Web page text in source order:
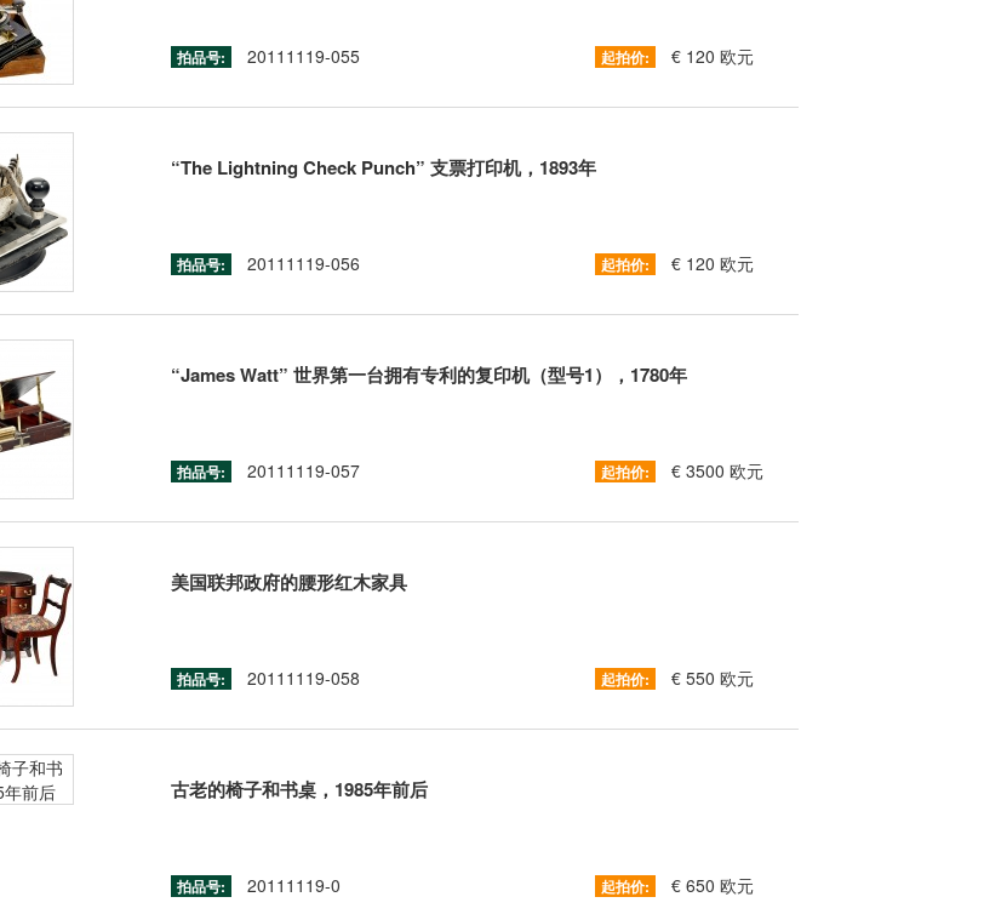
拍品号: 20111119-055 起拍价: € 120 欧元
“The Lightning Check Punch” 支票打印机，1893年
拍品号: 20111119-056 起拍价: € 120 欧元
“James Watt” 世界第一台拥有专利的复印机（型号1），1780年
拍品号: 20111119-057 起拍价: € 3500 欧元
美国联邦政府的腰形红木家具
拍品号: 20111119-058 起拍价: € 550 欧元
古老的椅子和书桌，1985年前后
拍品号: 20111119-0 起拍价: € 650 欧元